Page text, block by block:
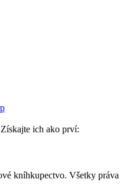
ich ako prví:
kníhkupectvo. Všetky práva